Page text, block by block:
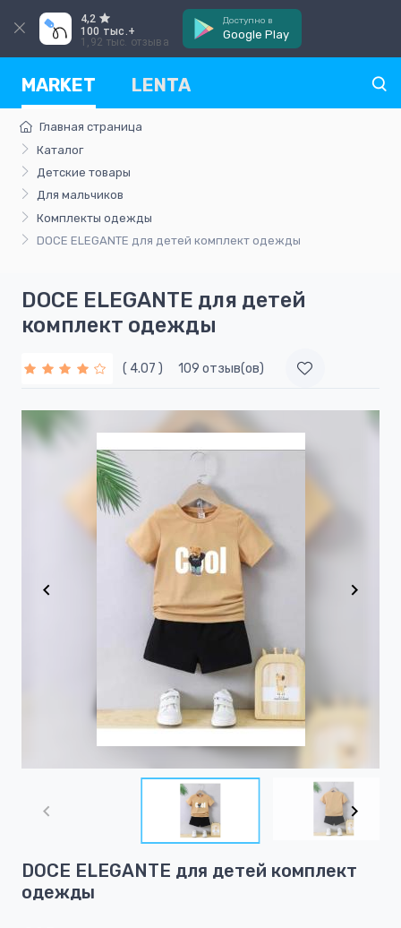
4,2
100 тыс.+
1,92 тыс. отзыва
Доступно в
Google Play
MARKET LENTA
Главная страница
Каталог
Детские товары
Для мальчиков
Комплекты одежды
DOCE ELEGANTE для детей комплект одежды
DOCE ELEGANTE для детей
комплект одежды
( 4.07 ) 109 отзыв(ов)
1
of
DOCE ELEGANTE для детей комплект
одежды